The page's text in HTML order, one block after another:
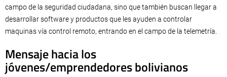
campo de la seguridad ciudadana, sino que también buscan llegar a
desarrollar software y productos que les ayuden a controlar
maquinas vía control remoto, entrando en el campo de la telemetría.
Mensaje hacia los
jóvenes/emprendedores bolivianos